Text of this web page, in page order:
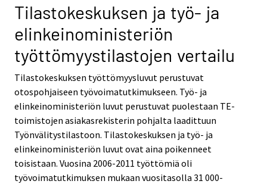
Tilastokeskuksen ja työ- ja
elinkeinoministeriön
työttömyystilastojen vertailu
Tilastokeskuksen työttömyysluvut perustuvat
otospohjaiseen työvoimatutkimukseen. Työ- ja
elinkeinoministeriön luvut perustuvat puolestaan TE-
toimistojen asiakasrekisterin pohjalta laadittuun
Työnvälitystilastoon. Tilastokeskuksen ja työ- ja
elinkeinoministeriön luvut ovat aina poikenneet
toisistaan. Vuosina 2006-2011 työttömiä oli
työvoimatutkimuksen mukaan vuositasolla 31 000-